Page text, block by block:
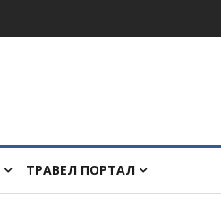
ТРАВЕЛ ПОРТАЛ